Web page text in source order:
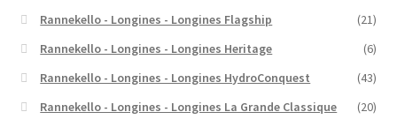
Rannekello - Longines - Longines Flagship
(21)
Rannekello - Longines - Longines Heritage
(6)
Rannekello - Longines - Longines HydroConquest
(43)
Rannekello - Longines - Longines La Grande Classique
(20)